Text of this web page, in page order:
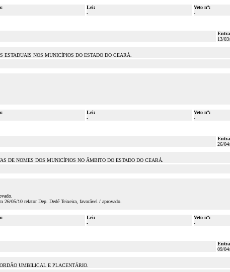
Lei:
-
Veto nº:
-
13/
NOS MUNICÍPIOS DO ESTADO DO CEARÁ.
Lei:
-
Veto nº:
-
26/
DE NOMES DOS MUNICÍPIOS NO ÂMBITO DO ESTADO DO CEARÁ.
05/10 relator Dep. Dedé Teixeira, favorável / aprovado.
Lei:
-
Veto nº:
-
09/
UMBILICAL E PLACENTÁRIO.